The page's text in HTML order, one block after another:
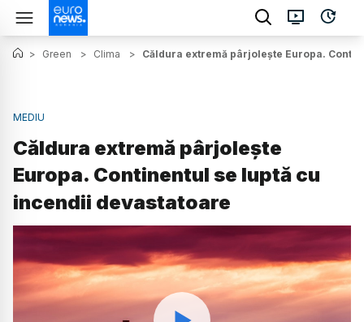
> Green > Clima > Căldura extremă pârjolește Europa.
MEDIU
Căldura extremă pârjolește
Europa. Continentul se luptă cu
incendii devastatoare